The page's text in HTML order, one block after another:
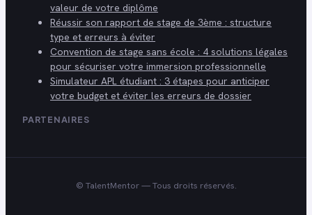
valeur de votre diplôme
Réussir son rapport de stage de 3ème : structure
type et erreurs à éviter
Convention de stage sans école : 4 solutions légales
pour sécuriser votre immersion professionnelle
Simulateur APL étudiant : 3 étapes pour anticiper
votre budget et éviter les erreurs de dossier
PARTENAIRES
© TalentMentor— Tous droits réservés.